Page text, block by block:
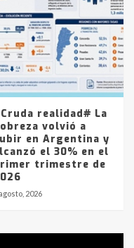
combustibles en
hasta Axion
realidad# La
volvió a
en Argentina y
el 30% en el
trimestre de
2026